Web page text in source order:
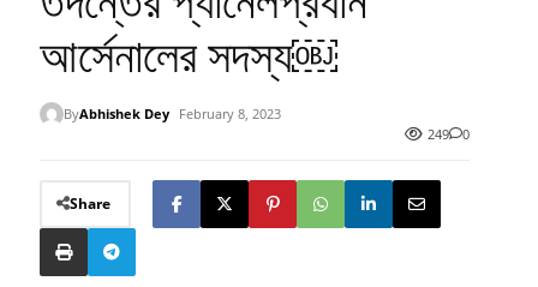
আর্সেনালের সদস্য￼
ByAbhishek Dey
February 8, 2023
249
0
Share